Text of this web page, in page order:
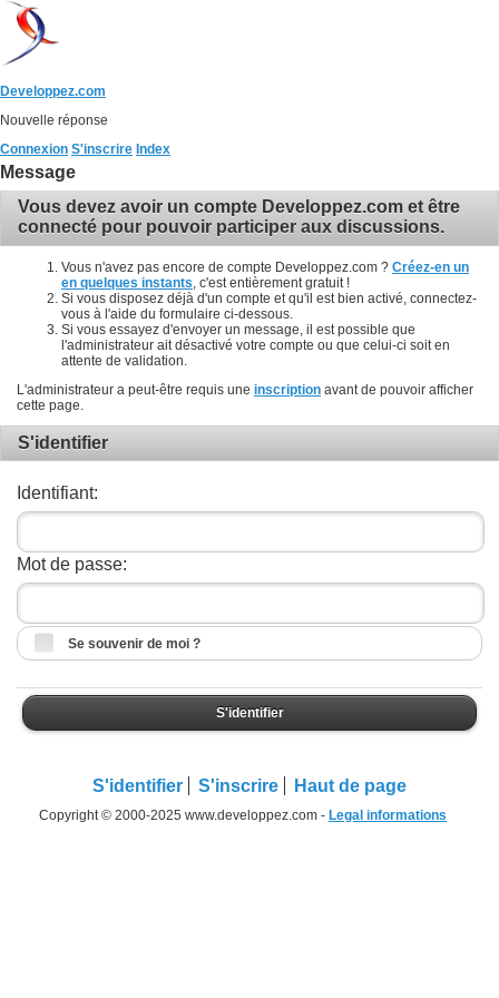
Developpez.com
Nouvelle réponse
Connexion S'inscrire Index
Message
Vous devez avoir un compte Developpez.com et être
connecté pour pouvoir participer aux discussions.
Vous n'avez pas encore de compte Developpez.com ? Créez-en un
en quelques instants , c'est entièrement gratuit !
Si vous disposez déjà d'un compte et qu'il est bien activé, connectez-
vous à l'aide du formulaire ci-dessous.
Si vous essayez d'envoyer un message, il est possible que
l'administrateur ait désactivé votre compte ou que celui-ci soit en
attente de validation.
L'administrateur a peut-être requis une inscription avant de pouvoir afficher
cette page.
S'identifier
Identifiant:
Mot de passe:
Se souvenir de moi ?
S'identifier
S'identifier S'inscrire Haut de page
Copyright © 2000-2025 www.developpez.com - Legal informations